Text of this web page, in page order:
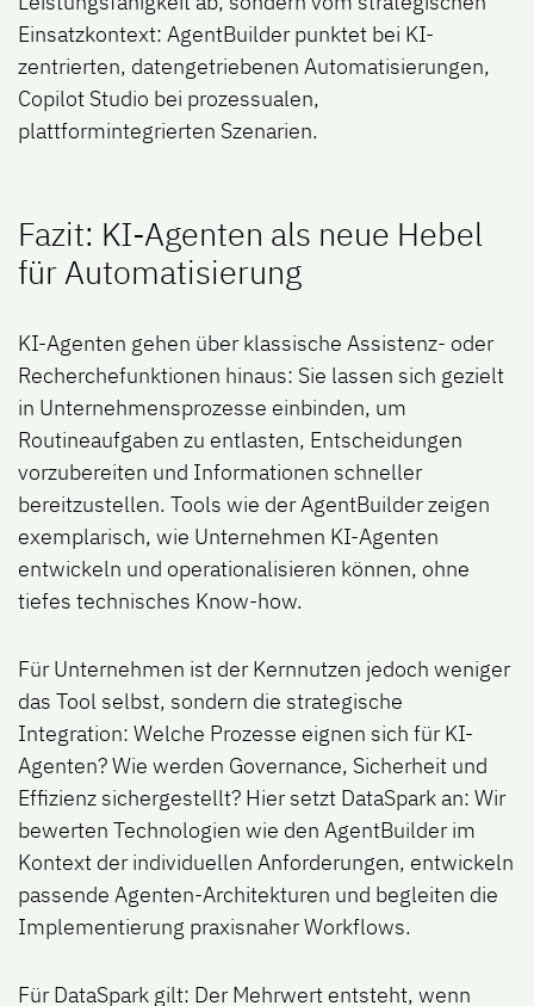
Einsatzkontext: AgentBuilder punktet bei KI-
zentrierten, datengetriebenen Automatisierungen,
Copilot Studio bei prozessualen,
plattformintegrierten Szenarien.
Fazit: KI-Agenten als neue Hebel
für Automatisierung
KI-Agenten gehen über klassische Assistenz- oder
Recherchefunktionen hinaus: Sie lassen sich gezielt
in Unternehmensprozesse einbinden, um
Routineaufgaben zu entlasten, Entscheidungen
vorzubereiten und Informationen schneller
bereitzustellen. Tools wie der AgentBuilder zeigen
exemplarisch, wie Unternehmen KI-Agenten
entwickeln und operationalisieren können, ohne
tiefes technisches Know-how.
Für Unternehmen ist der Kernnutzen jedoch weniger
das Tool selbst, sondern die strategische
Integration: Welche Prozesse eignen sich für KI-
Agenten? Wie werden Governance, Sicherheit und
Effizienz sichergestellt? Hier setzt DataSpark an: Wir
bewerten Technologien wie den AgentBuilder im
Kontext der individuellen Anforderungen, entwickeln
passende Agenten-Architekturen und begleiten die
Implementierung praxisnaher Workflows.
Für DataSpark gilt: Der Mehrwert entsteht, wenn